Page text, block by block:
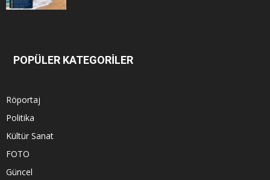
POPÜLER KATEGORİLER
Röportaj
Politika
Kültür Sanat
FOTO
Güncel